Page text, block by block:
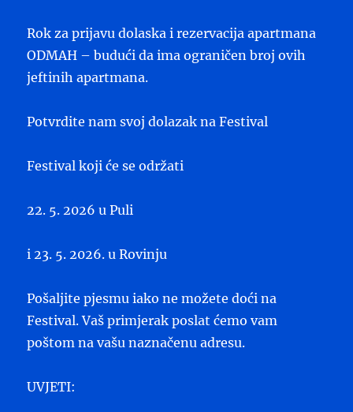
Rok za prijavu dolaska i rezervacija apartmana
ODMAH – budući da ima ograničen broj ovih
jeftinih apartmana.
Potvrdite nam svoj dolazak na Festival
Festival koji će se održati
22. 5. 2026 u Puli
i 23. 5. 2026. u Rovinju
Pošaljite pjesmu iako ne možete doći na
Festival. Vaš primjerak poslat ćemo vam
poštom na vašu naznačenu adresu.
UVJETI: